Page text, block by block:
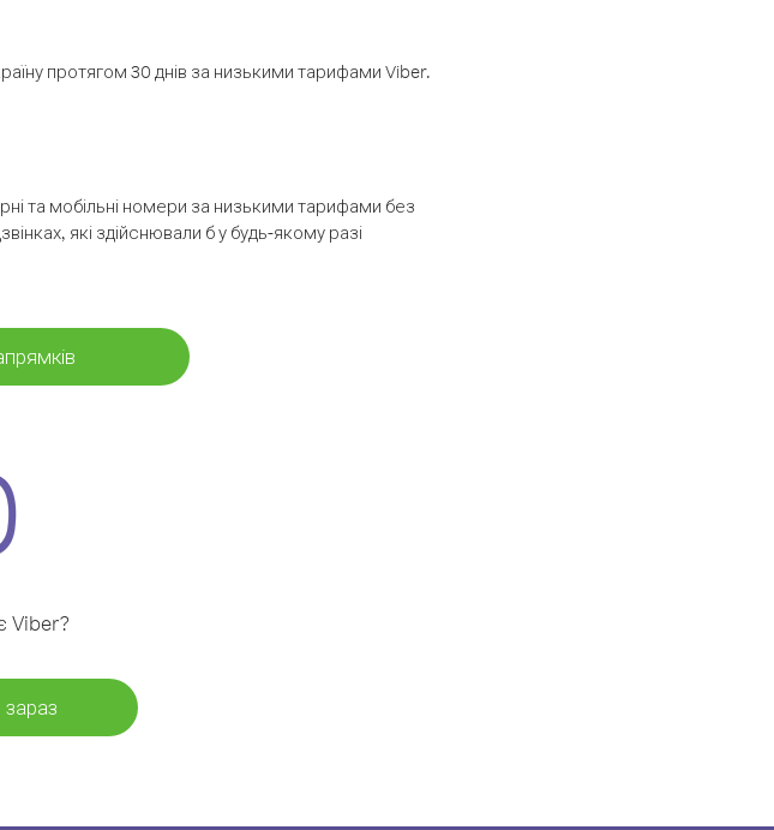
протягом 30 днів за низькими тарифами Viber.
та мобільні номери за низькими тарифами без
які здійснювали б у будь-якому разі
Viber?